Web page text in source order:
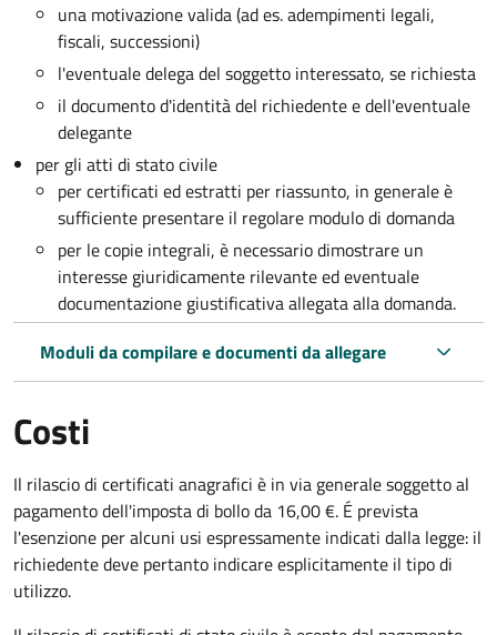
una motivazione valida (ad es. adempimenti legali,
fiscali, successioni)
l'eventuale delega del soggetto interessato, se richiesta
il documento d'identità del richiedente e dell'eventuale
delegante
per gli atti di stato civile
per certificati ed estratti per riassunto, in generale è
sufficiente presentare il regolare modulo di domanda
per le copie integrali, è necessario dimostrare un
interesse giuridicamente rilevante ed eventuale
documentazione giustificativa allegata alla domanda.
Moduli da compilare e documenti da allegare
Costi
Il rilascio di certificati anagrafici è in via generale soggetto al
pagamento dell'imposta di bollo da 16,00 €. É prevista
l'esenzione per alcuni usi espressamente indicati dalla legge: il
richiedente deve pertanto indicare esplicitamente il tipo di
utilizzo.